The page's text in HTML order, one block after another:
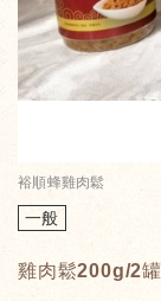
裕順蜂雞肉鬆
一般
雞肉鬆200g/2